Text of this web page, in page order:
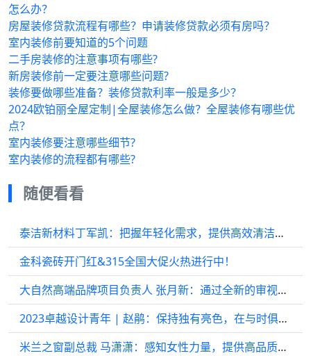
怎么办？
房屋装修贷款流程有哪些？申请装修贷款必须有房吗？
室内装修前要知道的5个问题
二手房装修的注意事项有哪些?
新房装修前一定要注意哪些问题?
装修要做哪些准备？装修贷款利率一般是多少？
2024欧铂丽全屋定制|全屋装修怎么做？全屋装修有哪些优
点？
室内装修要注意哪些细节?
室内装修的流程都有哪些?
随便看看
泰洁新材料丁军凯：把握年轻化需求，提供高效清洁解决方案
金科瓷砖开门红&315全国大促火热进行中！
大自然高端品牌项目负责人 张月新：通过全新的审视和梳理，实现高质量发展。
2023卓越设计青年 | 赵鹃：保持独有亮色，在与时俱进中多维发展
米兰之窗副总裁 马潇潇：感知女性力量，提供高品质门窗解决方案